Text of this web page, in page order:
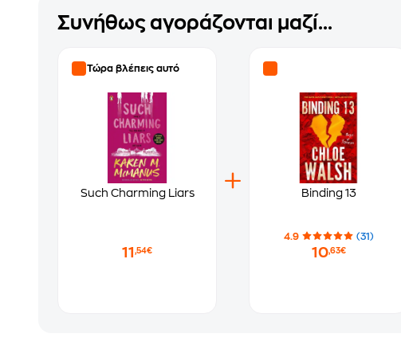
Συνήθως αγοράζονται μαζί...
Τώρα βλέπεις αυτό
Such Charming Liars
11 ,54€
Binding 13
4.9 (31)
10,63€